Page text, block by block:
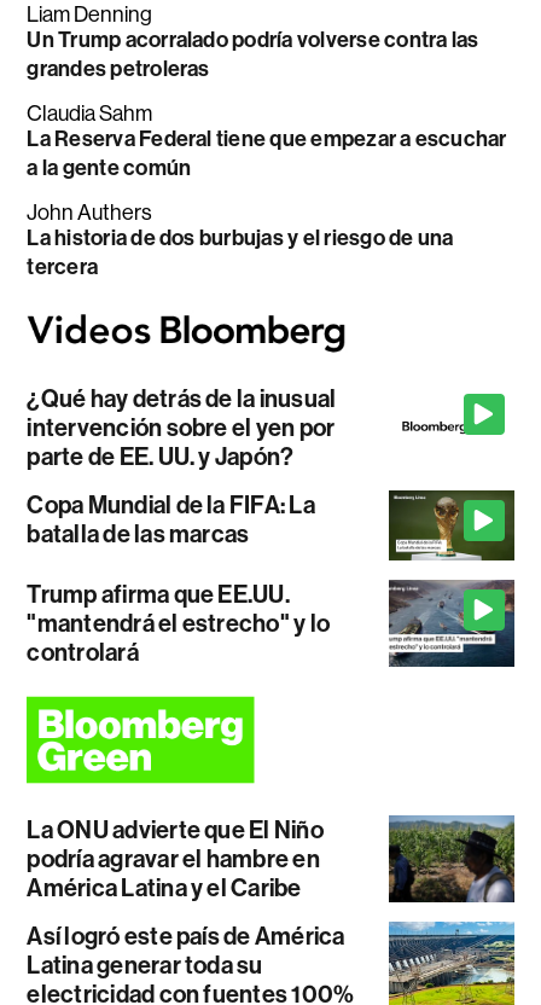
Liam Denning
Un Trump acorralado podría volverse contra las
grandes petroleras
Claudia Sahm
La Reserva Federal tiene que empezar a escuchar
a la gente común
John Authers
La historia de dos burbujas y el riesgo de una
tercera
¿Qué hay detrás de la inusual
intervención sobre el yen por
parte de EE. UU. y Japón?
Copa Mundial de la FIFA: La
batalla de las marcas
Trump afirma que EE.UU.
"mantendrá el estrecho" y lo
controlará
La ONU advierte que El Niño
podría agravar el hambre en
América Latina y el Caribe
Así logró este país de América
Latina generar toda su
electricidad con fuentes 100%